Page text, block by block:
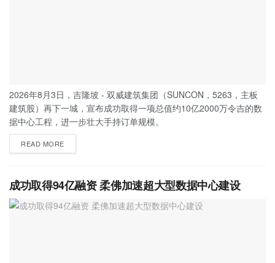
2026年8月3日，吉隆坡 - 双威建筑集团（SUNCON，5263，主板
建筑股）再下一城，宣布成功取得一项总值约10亿2000万令吉的数
据中心工程，进一步壮大手持订单规模。
READ MORE
成功取得94亿融资 柔佛加速超大型数据中心建设